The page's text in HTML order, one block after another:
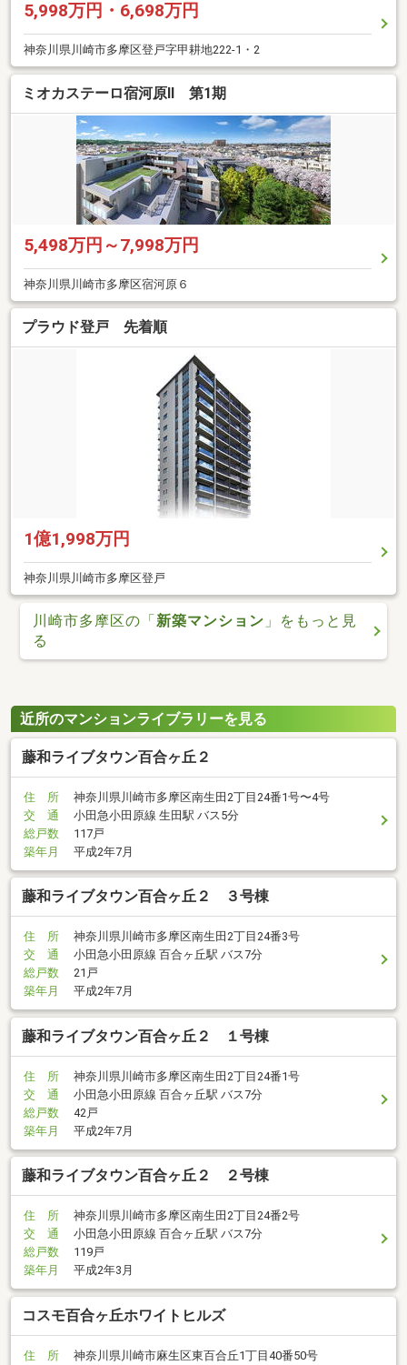
5,998万円・6,698万円
神奈川県川崎市多摩区登戸字甲耕地222-1・2
ミオカステーロ宿河原II 第1期
5,498万円～7,998万円
神奈川県川崎市多摩区宿河原６
プラウド登戸 先着順
1億1,998万円
神奈川県川崎市多摩区登戸
川崎市多摩区の「新築マンション 」をもっと見
る
近所のマンションライブラリーを見る
藤和ライブタウン百合ヶ丘２
住 所
神奈川県川崎市多摩区南生田2丁目24番1号〜4号
交 通
小田急小田原線 生田駅 バス5分
総戸数
117戸
築年月
平成2年7月
藤和ライブタウン百合ヶ丘２ ３号棟
住 所
神奈川県川崎市多摩区南生田2丁目24番3号
交 通
小田急小田原線 百合ヶ丘駅 バス7分
総戸数
21戸
築年月
平成2年7月
藤和ライブタウン百合ヶ丘２ １号棟
住 所
神奈川県川崎市多摩区南生田2丁目24番1号
交 通
小田急小田原線 百合ヶ丘駅 バス7分
総戸数
42戸
築年月
平成2年7月
藤和ライブタウン百合ヶ丘２ ２号棟
住 所
神奈川県川崎市多摩区南生田2丁目24番2号
交 通
小田急小田原線 百合ヶ丘駅 バス7分
総戸数
119戸
築年月
平成2年3月
コスモ百合ヶ丘ホワイトヒルズ
住 所
神奈川県川崎市麻生区東百合丘1丁目40番50号